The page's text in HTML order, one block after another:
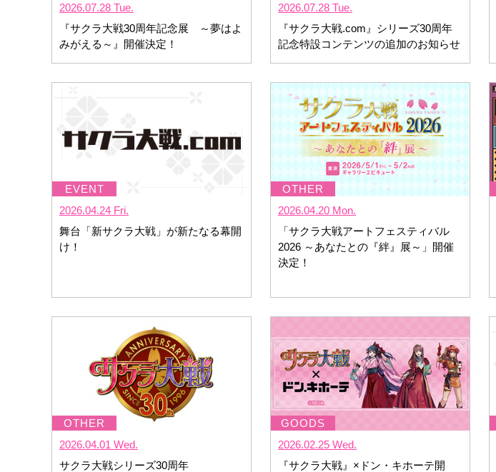
2026.07.28 Tue.
『サクラ大戦30周年記念展 ～夢はよ
みがえる～』開催決定！
2026.07.28 Tue.
『サクラ大戦.com』シリーズ30周年
記念特設コンテンツの追加のお知らせ
2026.04.24 Fri.
舞台「新サクラ大戦」が新たなる幕開
け！
2026.04.20 Mon.
「サクラ大戦アートフェスティバル
2026 ～あなたとの『絆』展～」開催
決定！
2026.04.01 Wed.
サクラ大戦シリーズ30周年
2026.02.25 Wed.
『サクラ大戦』×ドン・キホーテ開